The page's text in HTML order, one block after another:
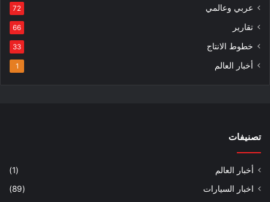
عربي وعالمي 72
تقارير 66
خطوط الانتاج 33
أخبار العالم 1
تصنيفات
أخبار العالم
(1)
اخبار السيارات
(89)